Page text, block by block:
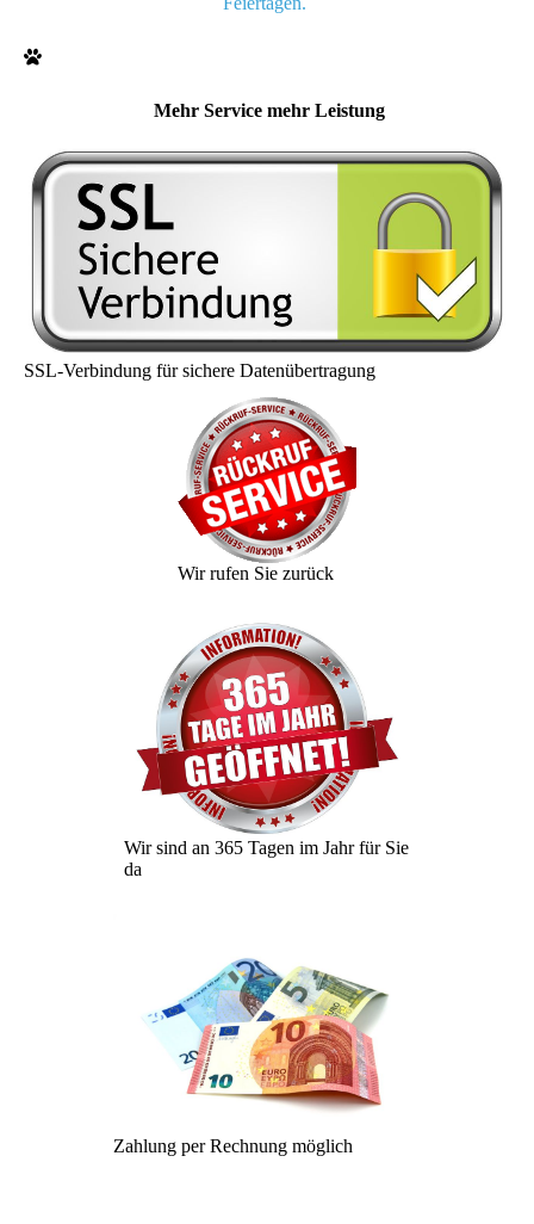
Mehr Service mehr Leistung
SSL-Verbindung für sichere Datenübertragung
Wir rufen Sie zurück
Wir sind an 365 Tagen im Jahr für Sie
da
Zahlung per Rechnung möglich